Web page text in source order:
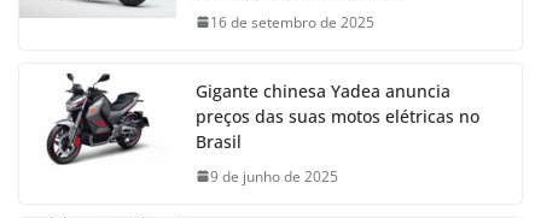
16 de setembro de 2025
Gigante chinesa Yadea anuncia
preços das suas motos elétricas no
Brasil
9 de junho de 2025